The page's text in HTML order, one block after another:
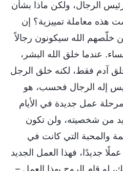
الرجال، ولكن ماذا بشأن
هذه معاملة تمييزية؟ إن
خلّصهم الله سيكونون رجالاً
عندما خلق الله البشر،
آدم فقط، لكنه خلق الرجل
إله الرجال فحسب، هو
مرحلة عمل جديدة في الأيام
من شخصيته، ولن تكون
والمحبة التي كانت في
جديدًا، فهذا العمل الجديد
لو قام الروح بهذا العمل –